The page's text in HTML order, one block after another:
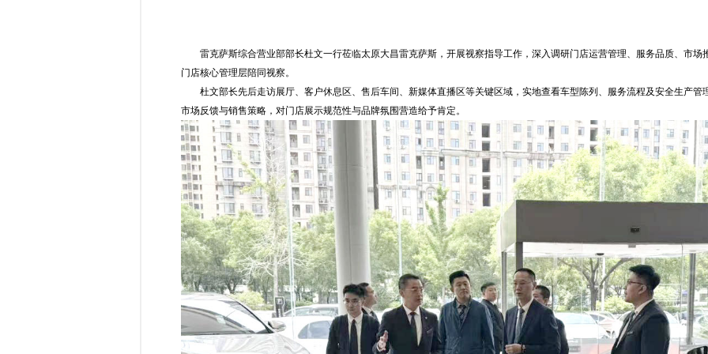
雷克萨斯综合营业部部长杜文一行莅临太原大昌雷克萨斯，开展视察指导工作，深入调研门店运营管理、服务品质、市
门店核心管理层陪同视察。
杜文部长先后走访展厅、客户休息区、售后车间、新媒体直播区等关键区域，实地查看车型陈列、服务流程及安全生产
市场反馈与销售策略，对门店展示规范性与品牌氛围营造给予肯定。